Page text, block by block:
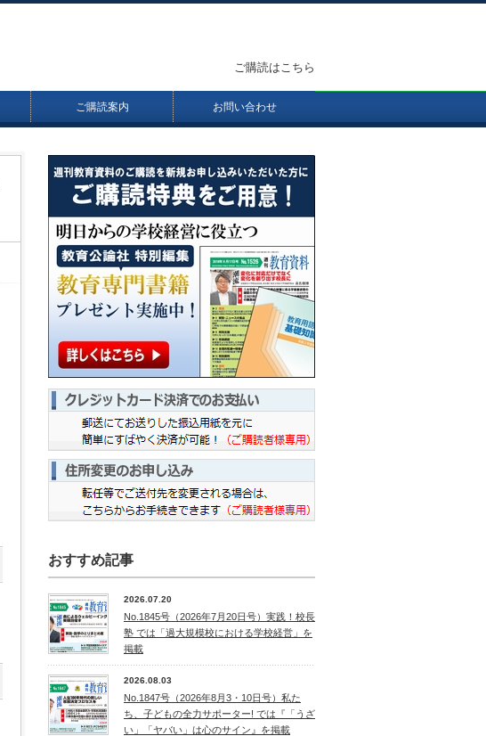
ご購読案内 お問い合わせ
ご購読はこちら
おすすめ記事
2026.07.20
No.1845号（2026年7月20日号）実践！校長
塾 では「過大規模校における学校経営」を
掲載
2026.08.03
No.1847号（2026年8月3・10日号）私た
ち、子どもの全力サポーター! では『「うざ
い」「ヤバい」は心のサイン』を掲載